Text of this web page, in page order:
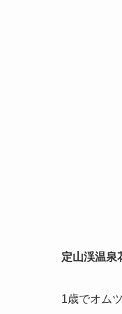
定山渓温泉
1歳でオム